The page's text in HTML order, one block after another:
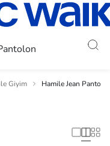
Giyim Hamile Jean